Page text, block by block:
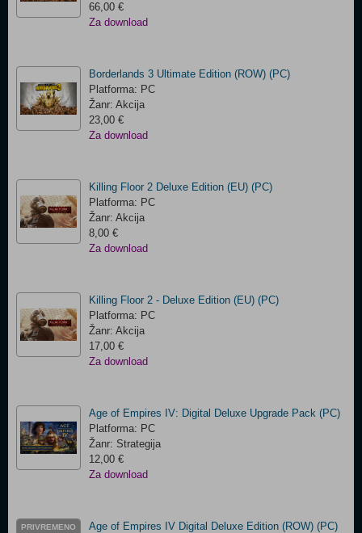
66,00 €
Za download
Borderlands 3 Ultimate Edition (ROW) (PC)
Platforma: PC
Žanr: Akcija
23,00 €
Za download
Killing Floor 2 Deluxe Edition (EU) (PC)
Platforma: PC
Žanr: Akcija
8,00 €
Za download
Killing Floor 2 - Deluxe Edition (EU) (PC)
Platforma: PC
Žanr: Akcija
17,00 €
Za download
Age of Empires IV: Digital Deluxe Upgrade Pack (PC)
Platforma: PC
Žanr: Strategija
12,00 €
Za download
PRIVREMENO
Age of Empires IV Digital Deluxe Edition (ROW) (PC)